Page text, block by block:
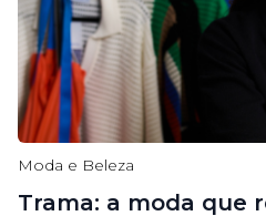
Moda e Beleza
Trama: a moda que